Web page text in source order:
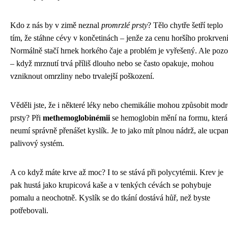
Kdo z nás by v zimě neznal promrzlé prsty? Tělo chytře šetří teplo
tím, že stáhne cévy v končetinách – jenže za cenu horšího
Normálně stačí hrnek horkého čaje a problém je vyřešený. Ale
– když mrznutí trvá příliš dlouho nebo se často opakuje, mohou
vzniknout omrzliny nebo trvalejší poškození.
Věděli jste, že i některé léky nebo chemikálie mohou způsobit
prsty? Při methemoglobinémii se hemoglobin mění na formu, která
neumí správně přenášet kyslík. Je to jako mít plnou nádrž, ale
palivový systém.
A co když máte krve až moc? I to se stává při polycytémii. Krev je
pak hustá jako krupicová kaše a v tenkých cévách se pohybuje
pomalu a neochotně. Kyslík se do tkání dostává hůř, než byste
potřebovali.